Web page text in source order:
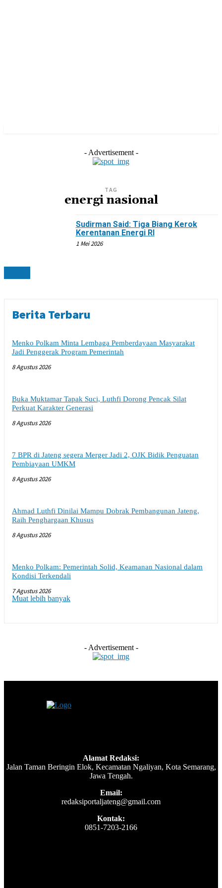
- Advertisement -
TAG
energi nasional
Sudirman Said: Tiga Biang Kerok
Kerentanan Energi RI
1 Mei 2026
Berita Terbaru
Menko Polkam Minta Lembaga Pemberdayaan Masyarakat
Jadi Penggerak Program Pemerintah
8 Agustus 2026
Buka Muktamar Tapak Suci, Luthfi Dorong Pencak Silat
Perkuat Karakter Generasi
8 Agustus 2026
7 BPR di Jateng segera Merger Jadi 2, OJK Bidik Penguatan
Pembiayaan UMKM
8 Agustus 2026
Ahmad Luthfi Dinilai Mampu Dobrak Pembangunan Jateng,
Raih Penghargaan Khusus
8 Agustus 2026
Menko Polkam: Pemerintah Solid, Keamanan Nasional dalam
Kondisi Terkendali
7 Agustus 2026
Muat lebih banyak
- Advertisement -
Alamat Redaksi:
Jalan Taman Beringin Elok, Kecamatan Ngaliyan, Kota Semarang,
Jawa Tengah.
Email:
redaksiportaljateng@gmail.com
Kontak:
0851-7203-2166